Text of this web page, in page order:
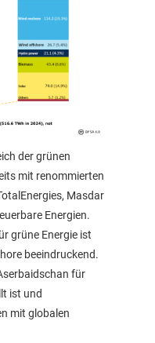
der grünen
mit renommierten
Masdar
Energien.
grüne Energie ist
beeindruckend.
für
ist und
mit globalen